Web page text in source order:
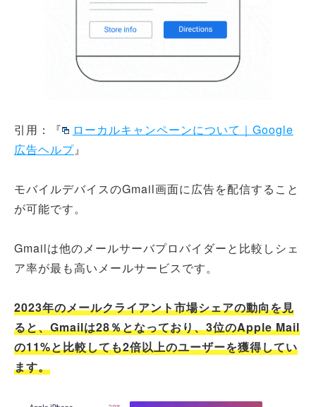
引用：『
ローカルキャンペーンについて｜Google
広告ヘルプ』
モバイルデバイスのGmail画面に広告を配信すること
が可能です。
Gmailは他のメールサーバプロバイダーと比較しシェ
ア率が最も高いメールサービスです。
2023年のメールクライアント市場シェアの動向を見
ると、Gmailは28％となっており、3位のApple Mail
の11%と比較しても2倍以上のユーザーを獲得してい
ます。